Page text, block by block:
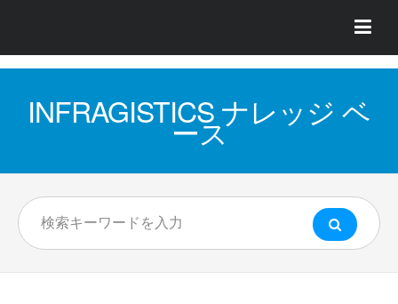
INFRAGISTICS ナレッジ ベ
ース